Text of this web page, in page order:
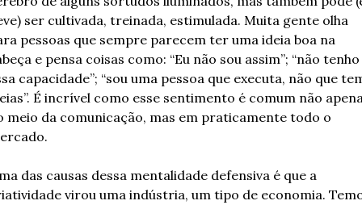
ser cultivada, treinada, estimulada. Muita gente olha
pessoas que sempre parecem ter uma ideia boa na
e pensa coisas como: “Eu não sou assim”; “não tenho
capacidade”; “sou uma pessoa que executa, não que
É incrível como esse sentimento é comum não
meio da comunicação, mas em praticamente todo o
das causas dessa mentalidade defensiva é que a
virou uma indústria, um tipo de economia.